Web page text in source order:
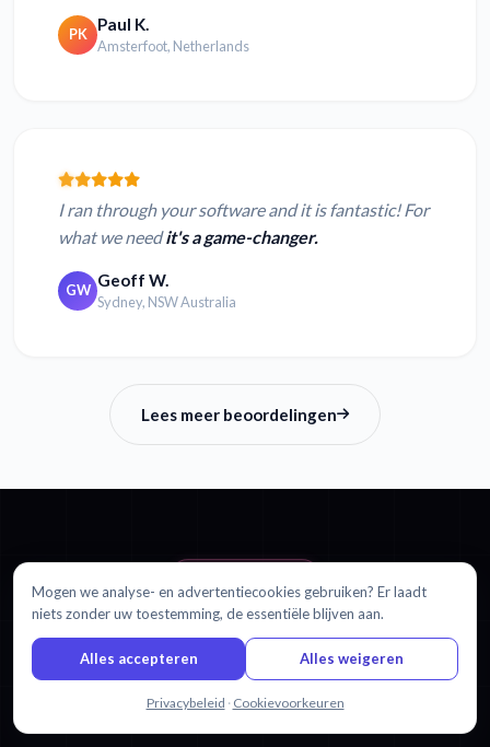
PK Paul K.
Amsterfoot, Netherlands
I ran through your software and it is fantastic! For
what we needit's a game-changer.
GW Geoff W.
Sydney, NSW Australia
Lees meer beoordelingen
Klaar om Thai te vertalen naar
Arabisch?
Mogen we analyse- en advertentiecookies gebruiken? Er laadt
niets zonder uw toestemming, de essentiële blijven aan.
Alles accepteren Alles weigeren
Privacybeleid · Cookievoorkeuren